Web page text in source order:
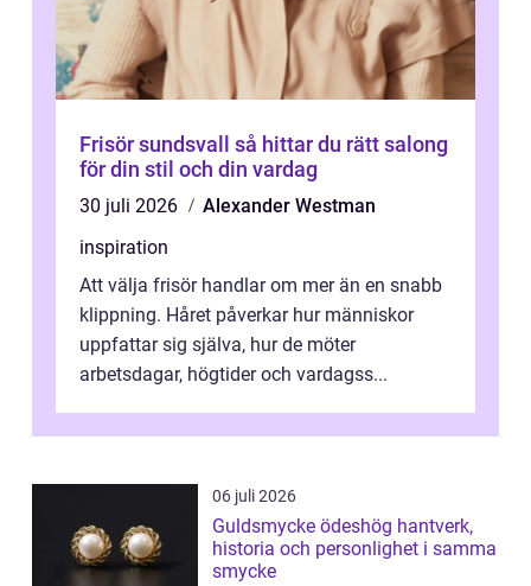
Frisör sundsvall så hittar du rätt salong
för din stil och din vardag
30 juli 2026
Alexander Westman
inspiration
Att välja frisör handlar om mer än en snabb
klippning. Håret påverkar hur människor
uppfattar sig själva, hur de möter
arbetsdagar, högtider och vardagss...
06 juli 2026
Guldsmycke ödeshög hantverk,
historia och personlighet i samma
smycke